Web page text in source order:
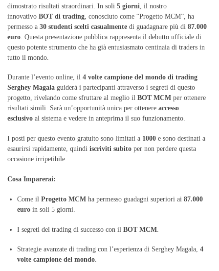
dimostrato risultati straordinari. In soli 5 giorni , il nostro
innovativo BOT di trading , conosciuto come “Progetto MCM”, ha
permesso a 30 studenti scelti casualmente di guadagnare più di 87.000
euro . Questa presentazione pubblica rappresenta il debutto ufficiale di
questo potente strumento che ha già entusiasmato centinaia di traders in
tutto il mondo.
Durante l’evento online, il 4 volte campione del mondo di trading
Serghey Magala guiderà i partecipanti attraverso i segreti di questo
progetto, rivelando come sfruttare al meglio il BOT MCM per ottenere
risultati simili. Sarà un’opportunità unica per ottenere accesso
esclusivo al sistema e vedere in anteprima il suo funzionamento.
I posti per questo evento gratuito sono limitati a 1000 e sono destinati a
esaurirsi rapidamente, quindi iscriviti subito per non perdere questa
occasione irripetibile.
Cosa Imparerai:
Come il Progetto MCM ha permesso guadagni superiori ai 87.000
euro in soli 5 giorni.
I segreti del trading di successo con il BOT MCM
Strategie avanzate di trading con l’esperienza di Serghey Magala, 4
volte campione del mondo.